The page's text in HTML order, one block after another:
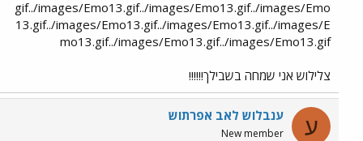
gif../images/Emo13.gif../images/Emo13.gif../images/Emo
13.gif../images/Emo13.gif../images/Emo13.gif../images/E
mo13.gif../images/Emo13.gif../images/Emo13.gif
צלילוש אני שמחה בשבילך!!!!!!
ע ענבלוש לאב אפרתוש
New member